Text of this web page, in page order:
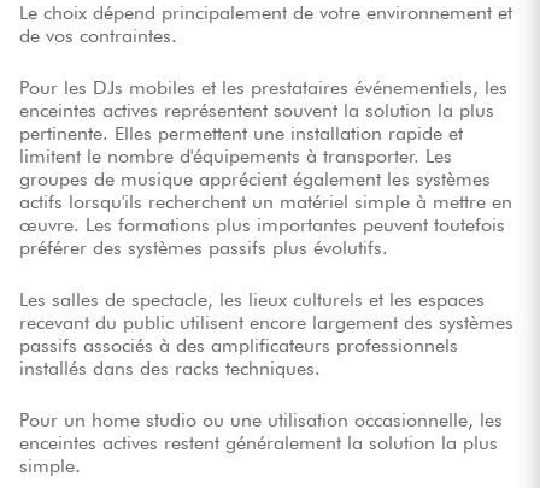
Le choix dépend principalement de votre environnement et
de vos contraintes.
Pour les DJs mobiles et les prestataires événementiels, les
enceintes actives représentent souvent la solution la plus
pertinente. Elles permettent une installation rapide et
limitent le nombre d'équipements à transporter. Les
groupes de musique apprécient également les systèmes
actifs lorsqu'ils recherchent un matériel simple à mettre en
œuvre. Les formations plus importantes peuvent toutefois
préférer des systèmes passifs plus évolutifs.
Les salles de spectacle, les lieux culturels et les espaces
recevant du public utilisent encore largement des systèmes
passifs associés à des amplificateurs professionnels
installés dans des racks techniques.
Pour un home studio ou une utilisation occasionnelle, les
enceintes actives restent généralement la solution la plus
simple.